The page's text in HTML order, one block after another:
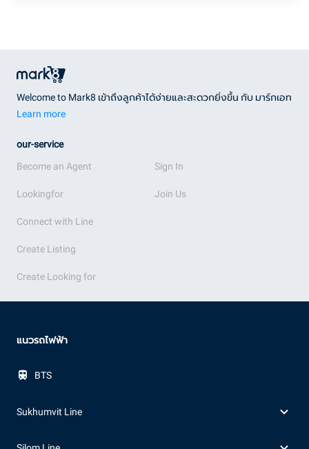
Welcome to Mark8 เข้าถึงลูกค้าได้ง่ายและสะดวกยิ่งขึ้น กับ มาร์กเอท
Learn more
our-service
Become an Agent
Lookingfor
Connect with Line
Create Listing
Create Looking for
Sign In
Join Us
แนวรถไฟฟ้า
BTS
Sukhumvit Line